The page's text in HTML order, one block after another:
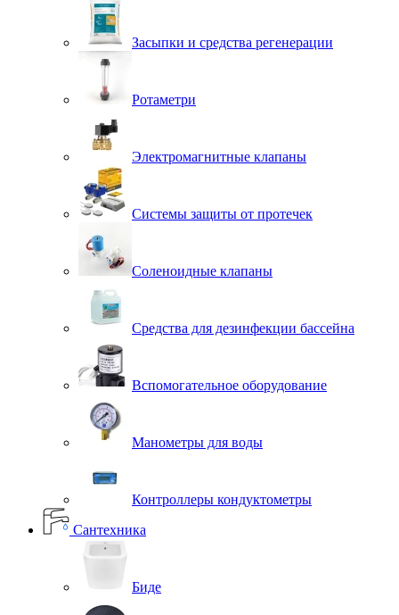
Засыпки и средства регенерации
Ротаметри
Электромагнитные клапаны
Системы защиты от протечек
Соленоидные клапаны
Средства для дезинфекции бассейна
Вспомогательное оборудование
Манометры для воды
Контроллеры кондуктометры
Сантехника
Биде